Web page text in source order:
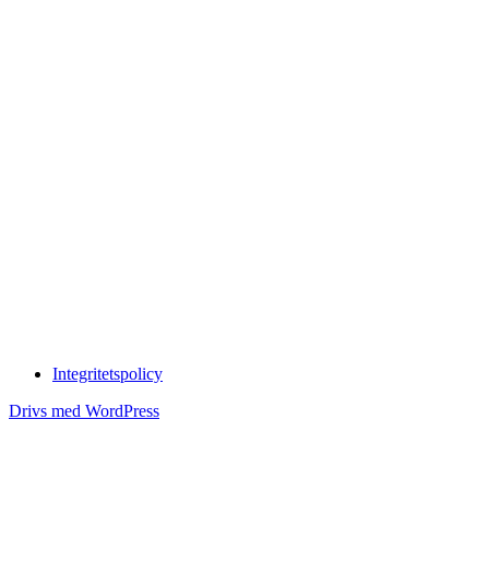
Integritetspolicy
Drivs med WordPress